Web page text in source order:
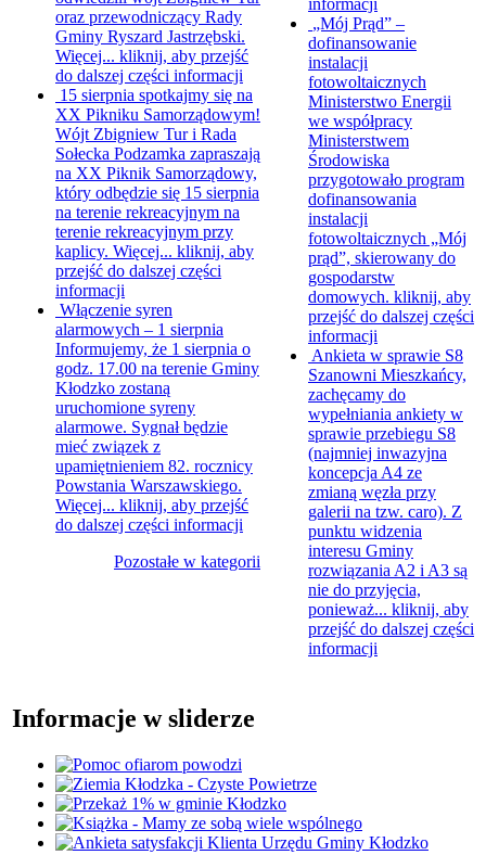
oraz przewodniczący Rady
Gminy Ryszard Jastrzębski.
Więcej... kliknij, aby przejść
do dalszej części informacji
15 sierpnia spotkajmy się na
XX Pikniku Samorządowym!
Wójt Zbigniew Tur i Rada
Sołecka Podzamka zapraszają
na XX Piknik Samorządowy,
który odbędzie się 15 sierpnia
na terenie rekreacyjnym na
terenie rekreacyjnym przy
kaplicy. Więcej... kliknij, aby
przejść do dalszej części
informacji
Włączenie syren
alarmowych – 1 sierpnia
Informujemy, że 1 sierpnia o
godz. 17.00 na terenie Gminy
Kłodzko zostaną
uruchomione syreny
alarmowe. Sygnał będzie
mieć związek z
upamiętnieniem 82. rocznicy
Powstania Warszawskiego.
Więcej... kliknij, aby przejść
do dalszej części informacji
Pozostałe w kategorii
„Mój Prąd” –
dofinansowanie
instalacji
fotowoltaicznych
Ministerstwo Energii
we współpracy
Ministerstwem
Środowiska
przygotowało program
dofinansowania
instalacji
fotowoltaicznych „Mój
prąd”, skierowany do
gospodarstw
domowych. kliknij, aby
przejść do dalszej części
informacji
Ankieta w sprawie S8
Szanowni Mieszkańcy,
zachęcamy do
wypełniania ankiety w
sprawie przebiegu S8
(najmniej inwazyjna
koncepcja A4 ze
zmianą węzła przy
galerii na tzw. caro). Z
punktu widzenia
interesu Gminy
rozwiązania A2 i A3 są
nie do przyjęcia,
ponieważ... kliknij, aby
przejść do dalszej części
informacji
Informacje w sliderze